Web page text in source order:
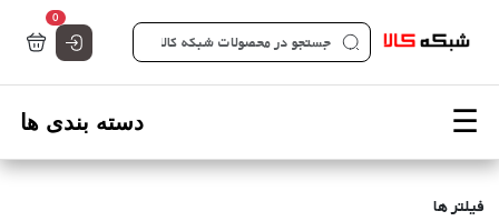
صفحه اصلی شبکه کالا - فروشگاه تخصصی قطعات شبکه
0تعداد
فیلتر ها